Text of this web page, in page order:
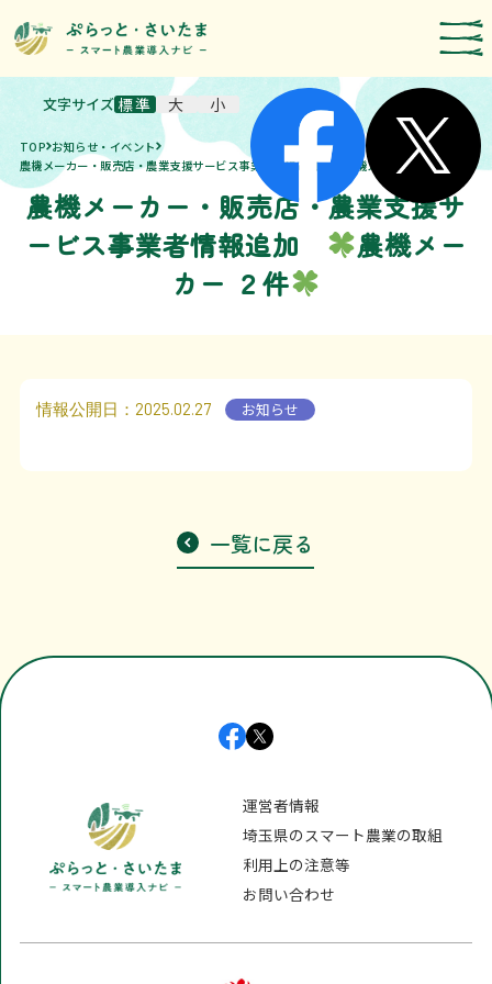
スマート農業技術の紹介
導入事例
農機メーカー検索
お知らせ・イベント
補助・支援制度
運営者情報
お問い合わせ
TOP お知らせ・イベント
農機メーカー・販売店・農業支援サービス事業者情報追加
農機メーカー ２件
文字サイズ標準 大 小
農機メーカー・販売店・農業支援サ
ービス事業者情報追加
農機メー
カー ２件
情報公開日 ：2025.02.27 お知らせ
一覧に戻る
運営者情報
埼玉県のスマート農業の取組
利用上の注意等
お問い合わせ